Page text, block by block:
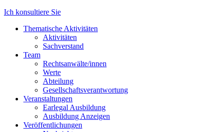
Ich konsultiere Sie
Thematische Aktivitäten
Aktivitäten
Sachverstand
Team
Rechtsanwälte/innen
Werte
Abteilung
Gesellschaftsverantwortung
Veranstaltungen
Earlegal Ausbildung
Ausbildung Anzeigen
Veröffentlichungen